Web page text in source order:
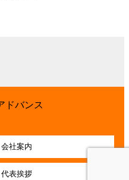
会社案内
代表挨拶